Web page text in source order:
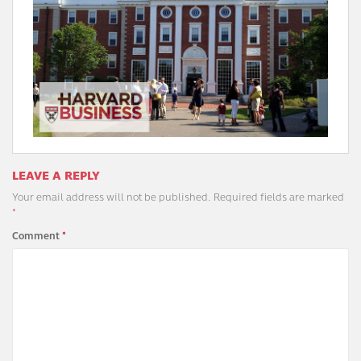
LEAVE A REPLY
Your email address will not be published. Required fields are marked
*
Comment*